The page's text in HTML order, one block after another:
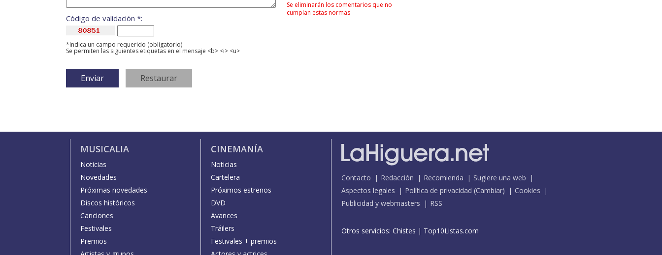
Se eliminarán los comentarios que no
cumplan estas normas
Código de validación *:
*Indica un campo requerido (obligatorio)
Se permiten las siguientes etiquetas en el mensaje <b> <i> <u>
MUSICALIA
Noticias
Novedades
Próximas novedades
Discos históricos
Canciones
Festivales
Premios
CINEMANÍA
Noticias
Cartelera
Próximos estrenos
DVD
Avances
Tráilers
Festivales + premios
Contacto Redacción Recomienda
Sugiere una web
Aspectos legales
Política de privacidad (Cambiar)
Cookies
Publicidad y webmasters
RSS
Otros servicios: Chistes | Top10Listas.com